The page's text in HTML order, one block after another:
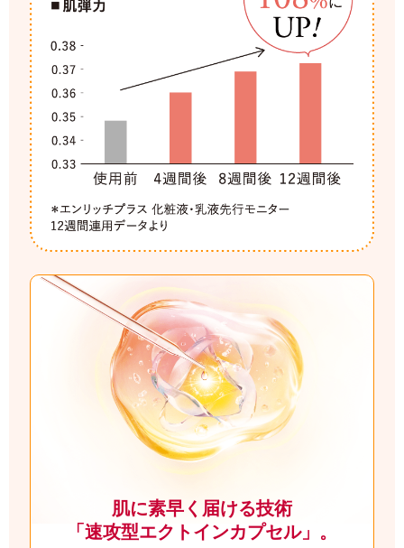
肌に素早く届ける技術
「速攻型エクトインカプセル」。